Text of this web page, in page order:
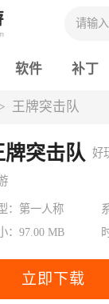
软件 补丁
王牌突击队
牌突击队 好
：第一人称
：97.00 MB
立即下载